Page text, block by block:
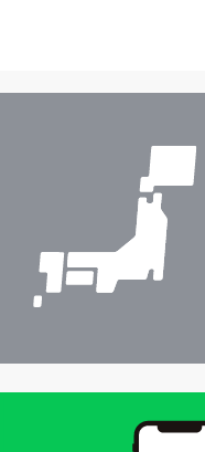
ル